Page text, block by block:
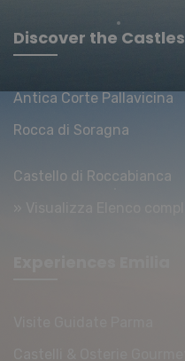
Discover the Castles
Antica Corte Pallavicina
Rocca di Soragna
Castello di Roccabianca